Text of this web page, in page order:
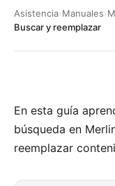
Asistencia›Manuales›
Buscar y reemplazar
En esta guía
búsqueda en
reemplazar